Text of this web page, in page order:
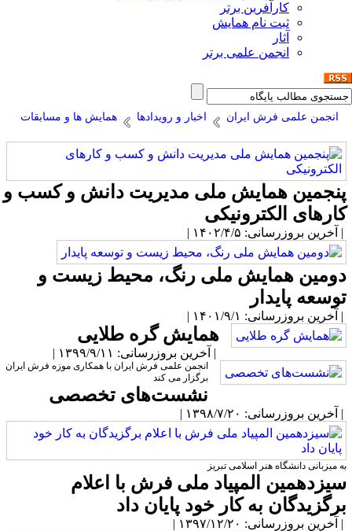
کارآفرین برتر
ثبت نام همایش
آثار
انجمن علمی برتر
انجمن علمی فرش ایران اخبار و رویدادها همایش ها و مسابقات
همایش ملی مدیریت دانش و کسب و
الکترونیکی
بروزرسانی: ۱۴۰۲/۴/۵ |
همایش ملی رنگ، محیط زیست و
پایدار
بروزرسانی: ۱۴۰۱/۹/۱ |
همایش گره طلایی
| آخرین بروزرسانی: ۱۳۹۹/۹/۱۱ |
انجمن علمی فرش ایران با همکاری موزه فرش ایران
برگزار می کند
نشست‌های تخصصی
بروزرسانی: ۱۳۹۸/۷/۲۰ |
میزبانی دانشگاه هنر اسلامی تبریز
المپیاد ملی فرش با اعلام
به کار خود پایان داد
بروزرسانی: ۱۳۹۷/۱۲/۲۰ |